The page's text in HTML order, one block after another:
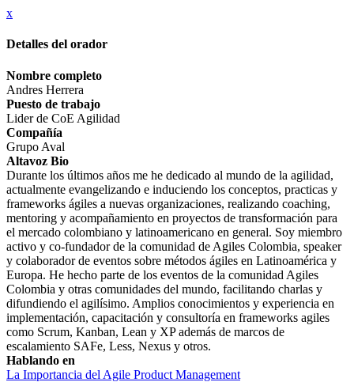
x
Detalles del orador
Nombre completo
Andres Herrera
Puesto de trabajo
Lider de CoE Agilidad
Compañía
Grupo Aval
Altavoz Bio
Durante los últimos años me he dedicado al mundo de la agilidad,
actualmente evangelizando e induciendo los conceptos, practicas y
frameworks ágiles a nuevas organizaciones, realizando coaching,
mentoring y acompañamiento en proyectos de transformación para
el mercado colombiano y latinoamericano en general. Soy miembro
activo y co-fundador de la comunidad de Agiles Colombia, speaker
y colaborador de eventos sobre métodos ágiles en Latinoamérica y
Europa. He hecho parte de los eventos de la comunidad Agiles
Colombia y otras comunidades del mundo, facilitando charlas y
difundiendo el agilísimo. Amplios conocimientos y experiencia en
implementación, capacitación y consultoría en frameworks agiles
como Scrum, Kanban, Lean y XP además de marcos de
escalamiento SAFe, Less, Nexus y otros.
Hablando en
La Importancia del Agile Product Management